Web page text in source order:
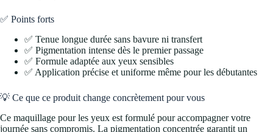
✅ Points forts
✅ Tenue longue durée sans bavure ni transfert
✅ Pigmentation intense dès le premier passage
✅ Formule adaptée aux yeux sensibles
✅ Application précise et uniforme même pour les débutantes
💡 Ce que ce produit change concrètement pour vous
Ce maquillage pour les yeux est formulé pour accompagner votre
journée sans compromis. La pigmentation concentrée garantit un